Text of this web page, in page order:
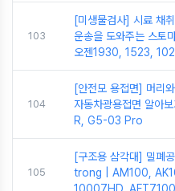
103
[미생물검사] 시료 채
운송을 도와주는 스토
오젠1930, 1523,
104
[안전모 용접면] 머리
자동차광용접면 알
R, G5-03 Pro
105
[구조용 삼각대] 밀폐
trong | AM100,
10007HD,